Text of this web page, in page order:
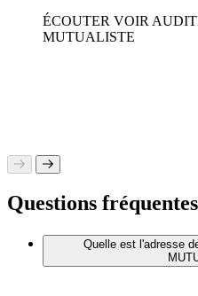
ÉCOUTER VOIR
MUTUALISTE
Questions fréquentes
Quelle est l'adresse